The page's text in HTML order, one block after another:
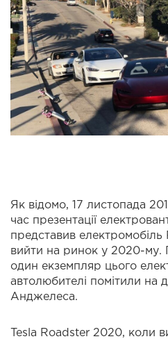
Як відомо, 17 листопада
час презентації
представив
вийти на ринок у 2020-му.
один екземпляр цього
автолюбителі помітили на
Анджелеса.
Tesla Roadster 2020, коли